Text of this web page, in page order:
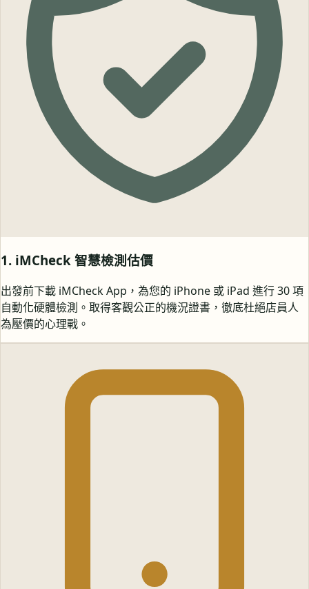
1. iMCheck 智慧檢測估價
出發前下載 iMCheck App，為您的 iPhone 或 iPad 進行 30 項
自動化硬體檢測。取得客觀公正的機況證書，徹底杜絕店員人
為壓價的心理戰。